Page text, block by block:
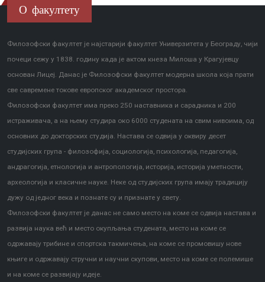
О факултету
Филозофски факултет је најстарији факултет Универзитета у Београду, чији
почеци сежу у 1838. годину када је актом кнеза Милоша у Крагујевцу
основан Лицеј. Данас је Филозофски факултет модерна школа која прати
све савремене токове европског академског простора.
Филозофски факултет има преко 250 наставника и сарадника и 200
истраживача, а на њему студира око 6000 студената на свим нивоима, од
основних до докторских студија. Настава се одвија у оквиру десет
студијских група - филозофија, социологија, психологија, педагогија,
андрагогија, етнологија и антропологија, историја, историја уметности,
археологија и класичне науке. Неке од студијских група имају традицију
дужу од једног века и познате су и признате у свету.
Филозофски факултет је данас не само место на коме се одвија настава и
развија наука већ и место окупљања студената, место на коме се
одржавају трибине и спортска такмичења, на коме се промовишу нове
књиге и одржавају стручни и научни скупови, место на коме се полемише
и на коме се развијају идеје.